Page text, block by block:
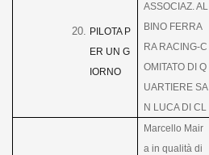
PILOTA P
ER UN G
IORNO
ASSOCIAZ. AL
BINO FERRA
RA RACING-C
OMITATO DI Q
UARTIERE SA
N LUCA DI CL
Marcello Mair
a in qualità di